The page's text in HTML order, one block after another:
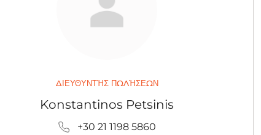
ΔΙΕΥΘΥΝΤΉΣ ΠΩΛΉΣΕΩΝ
Konstantinos Petsinis
+30 21 1198 5860